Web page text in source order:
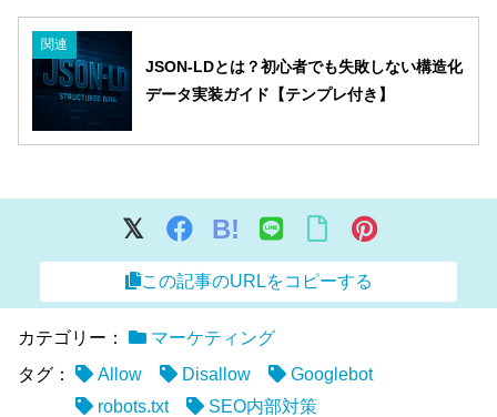
関連
JSON-LDとは？初心者でも失敗しない構造化
データ実装ガイド【テンプレ付き】
B!
この記事のURLをコピーする
カテゴリー：
マーケティング
タグ：
Allow Disallow
Googlebot
robots.txt
SEO内部対策